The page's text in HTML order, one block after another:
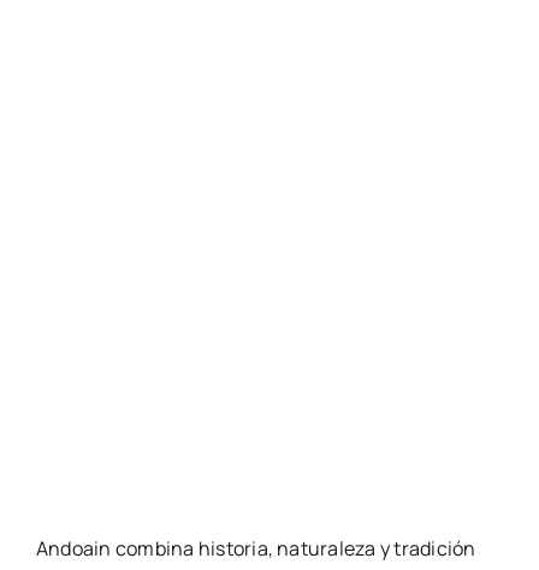
Andoain combina historia, naturaleza y tradición